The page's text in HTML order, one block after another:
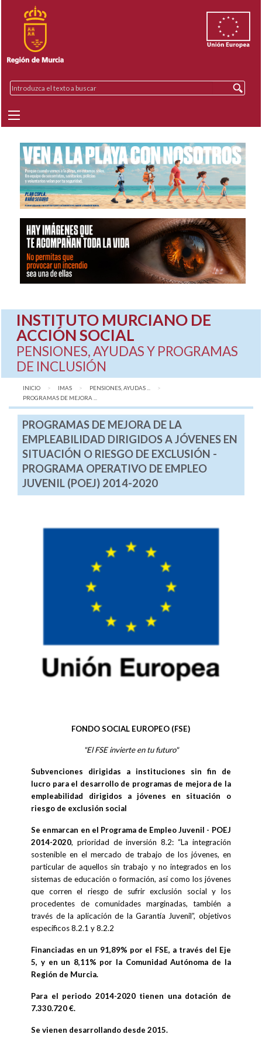
INSTITUTO MURCIANO DE
ACCIÓN SOCIAL
PENSIONES, AYUDAS Y PROGRAMAS
DE INCLUSIÓN
INICIO IMAS
PENSIONES, AYUDAS ...
AQUÍ:
PROGRAMAS DE MEJORA ...
PROGRAMAS DE MEJORA DE LA
EMPLEABILIDAD DIRIGIDOS A JÓVENES EN
SITUACIÓN O RIESGO DE EXCLUSIÓN -
PROGRAMA OPERATIVO DE EMPLEO
JUVENIL (POEJ) 2014-2020
FONDO SOCIAL EUROPEO (FSE)
"El FSE invierte en tu futuro"
Subvenciones dirigidas a instituciones sin fin de
lucro para el desarrollo de programas de mejora de la
empleabilidad dirigidos a jóvenes en situación o
riesgo de exclusión social
Se enmarcan en el Programa de Empleo Juvenil - POEJ
2014-2020, prioridad de inversión 8.2: “La integración
sostenible en el mercado de trabajo de los jóvenes, en
particular de aquellos sin trabajo y no integrados en los
sistemas de educación o formación, así como los jóvenes
que corren el riesgo de sufrir exclusión social y los
procedentes de comunidades marginadas, también a
través de la aplicación de la Garantía Juvenil”, objetivos
específicos 8.2.1 y 8.2.2
Financiadas en un 91,89% por el FSE, a través del Eje
5, y en un 8,11% por la Comunidad Autónoma de la
Región de Murcia.
Para el periodo 2014-2020 tienen una dotación de
7.330.720 €.
Se vienen desarrollando desde 2015.